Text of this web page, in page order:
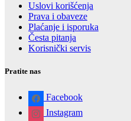
Uslovi korišćenja
Prava i obaveze
Plaćanje i isporuka
Česta pitanja
Korisnički servis
Pratite nas
Facebook
Instagram